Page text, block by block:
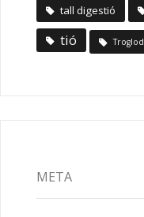
tall digestió
tió
META